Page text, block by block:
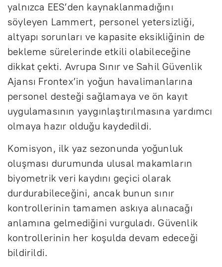
yalnızca EES’den kaynaklanmadığını
söyleyen Lammert, personel yetersizliği,
altyapı sorunları ve kapasite eksikliğinin de
bekleme sürelerinde etkili olabileceğine
dikkat çekti. Avrupa Sınır ve Sahil Güvenlik
Ajansı Frontex’in yoğun havalimanlarına
personel desteği sağlamaya ve ön kayıt
uygulamasının yaygınlaştırılmasına yardımcı
olmaya hazır olduğu kaydedildi.
Komisyon, ilk yaz sezonunda yoğunluk
oluşması durumunda ulusal makamların
biyometrik veri kaydını geçici olarak
durdurabileceğini, ancak bunun sınır
kontrollerinin tamamen askıya alınacağı
anlamına gelmediğini vurguladı. Güvenlik
kontrollerinin her koşulda devam edeceği
bildirildi.